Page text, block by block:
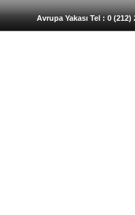
Avrupa Yakası Tel : 0